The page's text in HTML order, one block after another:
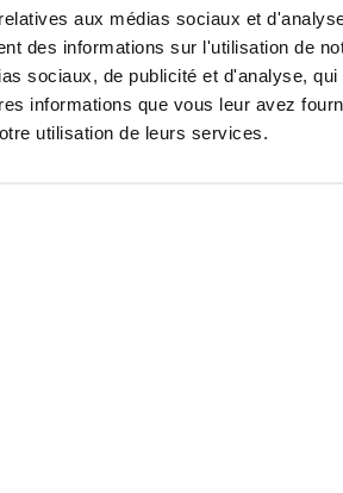
aux médias sociaux et
des informations sur l'utilisation de
sociaux, de publicité et d'analyse,
informations que vous leur avez
utilisation de leurs services.
VENTE
TÉMOIGNAGES
CLIENTS